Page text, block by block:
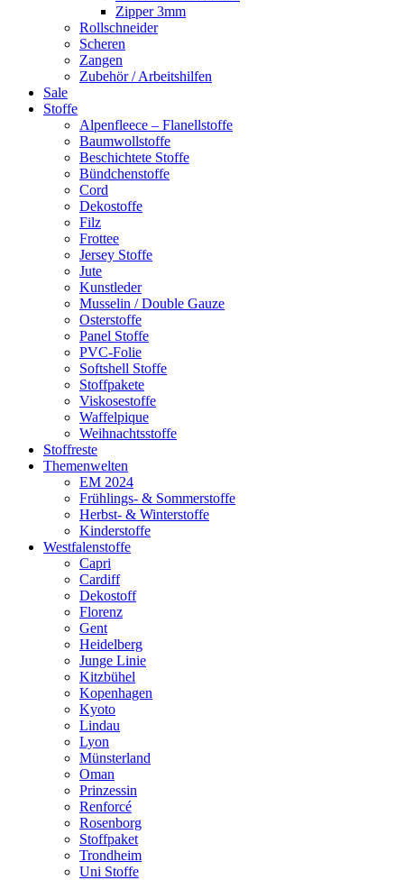
Zipper 3mm
Rollschneider
Scheren
Zangen
Zubehör / Arbeitshilfen
Sale
Stoffe
Alpenfleece – Flanellstoffe
Baumwollstoffe
Beschichtete Stoffe
Bündchenstoffe
Cord
Dekostoffe
Filz
Frottee
Jersey Stoffe
Jute
Kunstleder
Musselin / Double Gauze
Osterstoffe
Panel Stoffe
PVC-Folie
Softshell Stoffe
Stoffpakete
Viskosestoffe
Waffelpique
Weihnachtsstoffe
Stoffreste
Themenwelten
EM 2024
Frühlings- & Sommerstoffe
Herbst- & Winterstoffe
Kinderstoffe
Westfalenstoffe
Capri
Cardiff
Dekostoff
Florenz
Gent
Heidelberg
Junge Linie
Kitzbühel
Kopenhagen
Kyoto
Lindau
Lyon
Münsterland
Oman
Prinzessin
Renforcé
Rosenborg
Stoffpaket
Trondheim
Uni Stoffe